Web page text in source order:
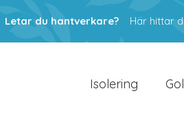
Letar du hantverkare? Här hittar
Isolering